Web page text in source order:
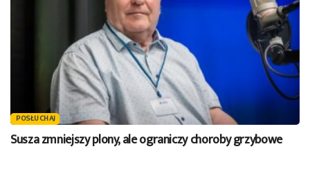
POSŁUCHAJ
Susza zmniejszy plony, ale ograniczy choroby grzybowe